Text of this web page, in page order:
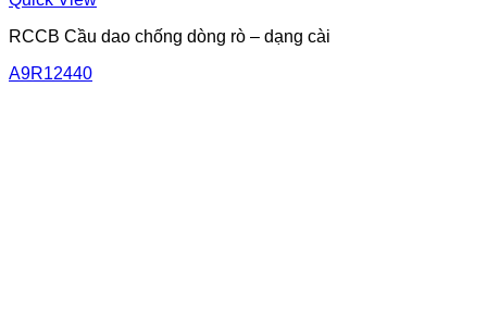
RCCB Cầu dao chống dòng rò – dạng cài
A9R12440